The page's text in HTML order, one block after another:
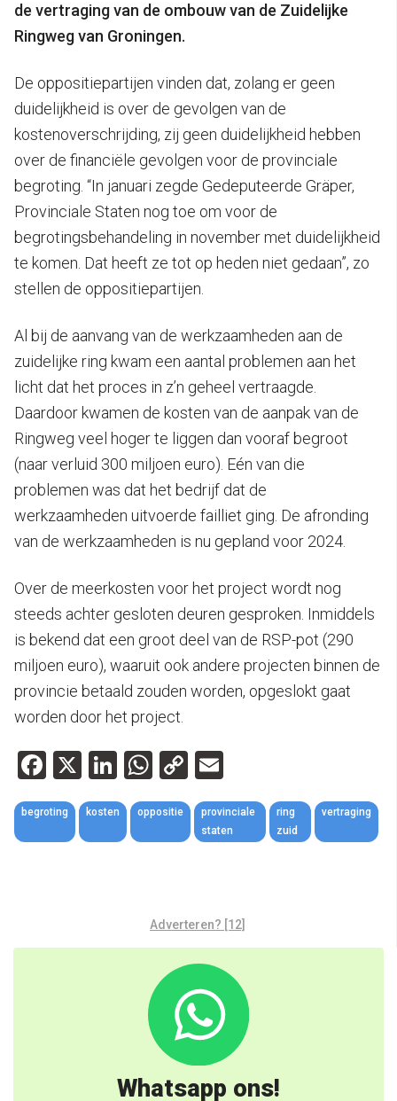
de vertraging van de ombouw van de Zuidelijke
Ringweg van Groningen.
De oppositiepartijen vinden dat, zolang er geen
duidelijkheid is over de gevolgen van de
kostenoverschrijding, zij geen duidelijkheid hebben
over de financiële gevolgen voor de provinciale
begroting. “In januari zegde Gedeputeerde Gräper,
Provinciale Staten nog toe om voor de
begrotingsbehandeling in november met duidelijkheid
te komen. Dat heeft ze tot op heden niet gedaan”, zo
stellen de oppositiepartijen.
Al bij de aanvang van de werkzaamheden aan de
zuidelijke ring kwam een aantal problemen aan het
licht dat het proces in z’n geheel vertraagde.
Daardoor kwamen de kosten van de aanpak van de
Ringweg veel hoger te liggen dan vooraf begroot
(naar verluid 300 miljoen euro). Eén van die
problemen was dat het bedrijf dat de
werkzaamheden uitvoerde failliet ging. De afronding
van de werkzaamheden is nu gepland voor 2024.
Over de meerkosten voor het project wordt nog
steeds achter gesloten deuren gesproken. Inmiddels
is bekend dat een groot deel van de RSP-pot (290
miljoen euro), waaruit ook andere projecten binnen de
provincie betaald zouden worden, opgeslokt gaat
worden door het project.
Facebook
X LinkedIn
WhatsApp
Copy
Link
begroting kosten oppositie
provinciale
staten
ring
zuid
vertraging
Adverteren? [12]
Whatsapp ons!